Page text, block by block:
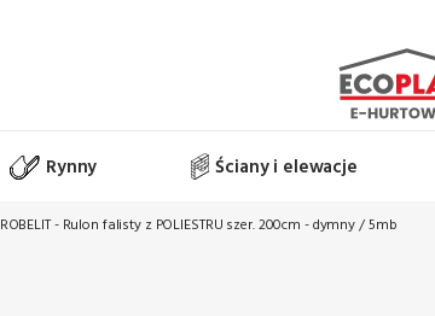
Rynny Ściany i elewacje
ROBELIT - Rulon falisty z POLIESTRU szer. 200cm - dymny / 5mb